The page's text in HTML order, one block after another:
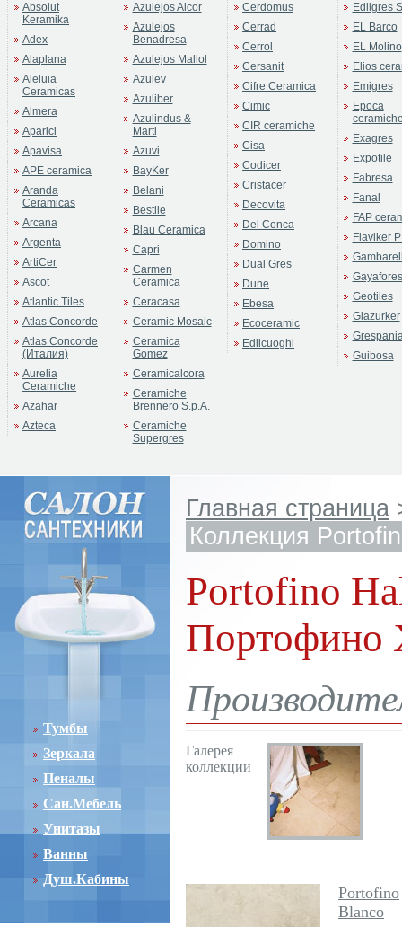
Absolut
Keramika
Adex
Alaplana
Aleluia
Ceramicas
Almera
Aparici
Apavisa
APE ceramica
Aranda
Ceramicas
Arcana
Argenta
ArtiCer
Ascot
Atlantic Tiles
Atlas Concorde
Atlas Concorde
(Италия)
Aurelia
Ceramiche
Azahar
Azteca
Azulejos Alcor
Azulejos
Benadresa
Azulejos Mallol
Azulev
Azuliber
Azulindus &
Marti
Azuvi
BayKer
Belani
Bestile
Blau Ceramica
Capri
Carmen
Ceramica
Ceracasa
Ceramic Mosaic
Ceramica
Gomez
Ceramicalcora
Ceramiche
Brennero S.p.A.
Ceramiche
Supergres
Cerdomus
Cerrad
Cerrol
Cersanit
Cifre Ceramica
Cimic
CIR ceramiche
Cisa
Codicer
Cristacer
Decovita
Del Conca
Domino
Dual Gres
Dune
Ebesa
Ecoceramic
Edilcuoghi
Edilgres
EL Barco
EL Molino
Elios
Emigres
Epoca
Exagres
Expotile
Fabresa
Fanal
FAP
Flaviker
Gayafores
Geotiles
Glazurker
Guibosa
Тумбы
Зеркала
Пеналы
Сан.Мебель
Унитазы
Ванны
Душ.Кабины
Главная страница
Коллекция
Portofino
Портофино
Галерея
коллекции
Portofino
Blanco